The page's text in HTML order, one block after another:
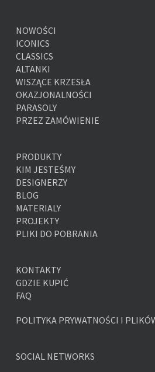
NOWOŚCI
ICONICS
CLASSICS
ALTANKI
WISZĄCE KRZESŁA
OKAZJONALNOŚCI
PARASOLY
PRZEZ ZAMÓWIENIE
PRODUKTY
KIM JESTEŚMY
DESIGNERZY
BLOG
MATERIALY
PROJEKTY
PLIKI DO POBRANIA
KONTAKTY
GDZIE KUPIĆ
FAQ
POLITYKA PRYWATNOŚCI I
SOCIAL NETWORKS